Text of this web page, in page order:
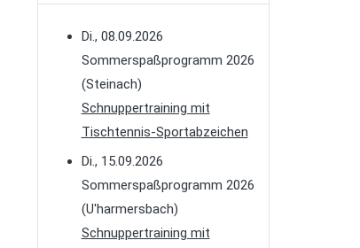
Di., 08.09.2026
Sommerspaßprogramm 2026
(Steinach)
Schnuppertraining mit
Tischtennis-Sportabzeichen
Di., 15.09.2026
Sommerspaßprogramm 2026
(U'harmersbach)
Schnuppertraining mit